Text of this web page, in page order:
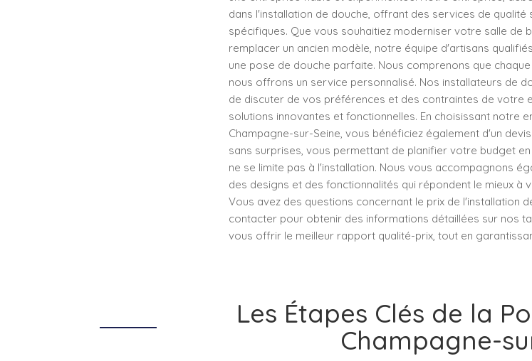
dans l'installation de douche, offrant des services de
spécifiques. Que vous souhaitiez moderniser votre salle de
remplacer un ancien modèle, notre équipe d'artisans
une pose de douche parfaite. Nous comprenons que
nous offrons un service personnalisé. Nos installateurs de
de discuter de vos préférences et des contraintes de votre
solutions innovantes et fonctionnelles. En choisissant notre
Champagne-sur-Seine, vous bénéficiez également d'un
sans surprises, vous permettant de planifier votre budget
ne se limite pas à l'installation. Nous vous accompagnons
des designs et des fonctionnalités qui répondent le mieux à
Vous avez des questions concernant le prix de l'installation
contacter pour obtenir des informations détaillées sur nos
vous offrir le meilleur rapport qualité-prix, tout en
Les Étapes Clés de la
Champagne-